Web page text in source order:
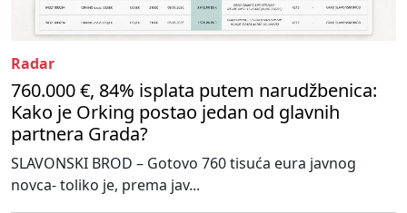
Radar
760.000 €, 84% isplata putem narudžbenica:
Kako je Orking postao jedan od glavnih
partnera Grada?
SLAVONSKI BROD – Gotovo 760 tisuća eura javnog
novca- toliko je, prema jav...